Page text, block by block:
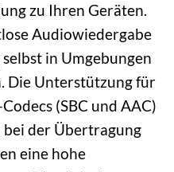
zu Ihren Geräten.
Audiowiedergabe
in Umgebungen
Die Unterstützung für
(SBC und AAC)
bei der Übertragung
eine hohe